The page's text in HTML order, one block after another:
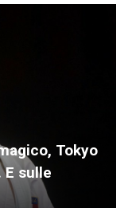
Tokyo
E sulle